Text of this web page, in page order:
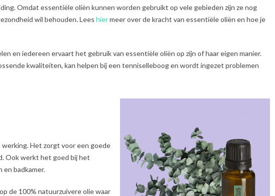
Omdat essentiële oliën kunnen worden gebruikt op vele gebieden zijn ze nog
wil behouden. Lees hiermeer over de kracht van essentiële oliën en hoe je
en iedereen ervaart het gebruik van essentiële oliën op zijn of haar eigen manier.
kwaliteiten, kan helpen bij een tenniselleboog en wordt ingezet problemen
Het zorgt voor een goede
Ook werkt het goed bij het
en badkamer.
de 100% natuurzuivere olie waar